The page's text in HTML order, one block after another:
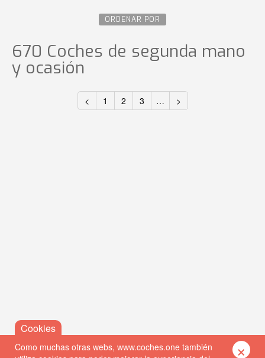
ORDENAR POR
670 Coches de segunda mano
y ocasión
< 1 2 3 … >
Como muchas otras webs, www.coches.one también
×